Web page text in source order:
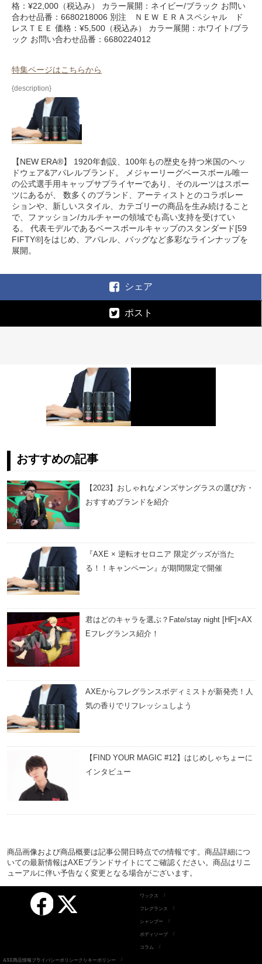
格：¥22,000（税込み） カラー展開：ネイビー/ブラック お問い
合わせ品番：6680218006 別注 ＮＥＷ ＥＲＡスペシャル ド
レスＴＥＥ 価格：¥5,500（税込み） カラー展開：ホワイト/ブラ
ック お問い合わせ品番：6680224012
特集ページはこちらから
{description}
【NEW ERA®】 1920年創設、100年もの歴史を持つ米国のヘッ
ドウェア&アパレルブランド。 メジャーリーグベースボール唯一
の公式選手用キャップサプライヤーであり、そのルーツはスポー
ツにあるが、 数多くのブランド、アーティストとのコラボレー
ションや、新しいスタイル、カテゴリーの商品を生み続けること
で、ファッション/カルチャーの領域でも高い支持を受けてい
る。 代表モデルであるベースボールキャップのスタンダード[59
FIFTY®]をはじめ、アパレル、バッグなど多彩なラインナップを
展開。
シェア
ポスト
おすすめの記事
【2023】おしゃれなメンズサングラスの選び方・
おすすめブランドを紹介
『AXE × 逆転オセロニア 限定グッズが当た
る！！キャンペーン』が期間限定で開催
君はどのキャラを選ぶ？Fate/stay night [HF]×AX
Eフレグランス紹介！
AXEからフレグランスボディミストが新発売！人
気の香りでリフレッシュしよう
【FIND YOUR MAGIC #12】はじめしゃちょーに
インタビュー
商品画像および商品概要は記事公開日時点での情報です。商品詳細につ
いての最新情報はAXEブランドサイトにてご確認ください。商品はリニ
ューアルに伴い予告なく変更となる場合がございます。
Facebook ワックス
フレグランス
シャンプー
ボディソープ
コラム
AXE商品情報 プライバシーポリシー クッキーポリシー